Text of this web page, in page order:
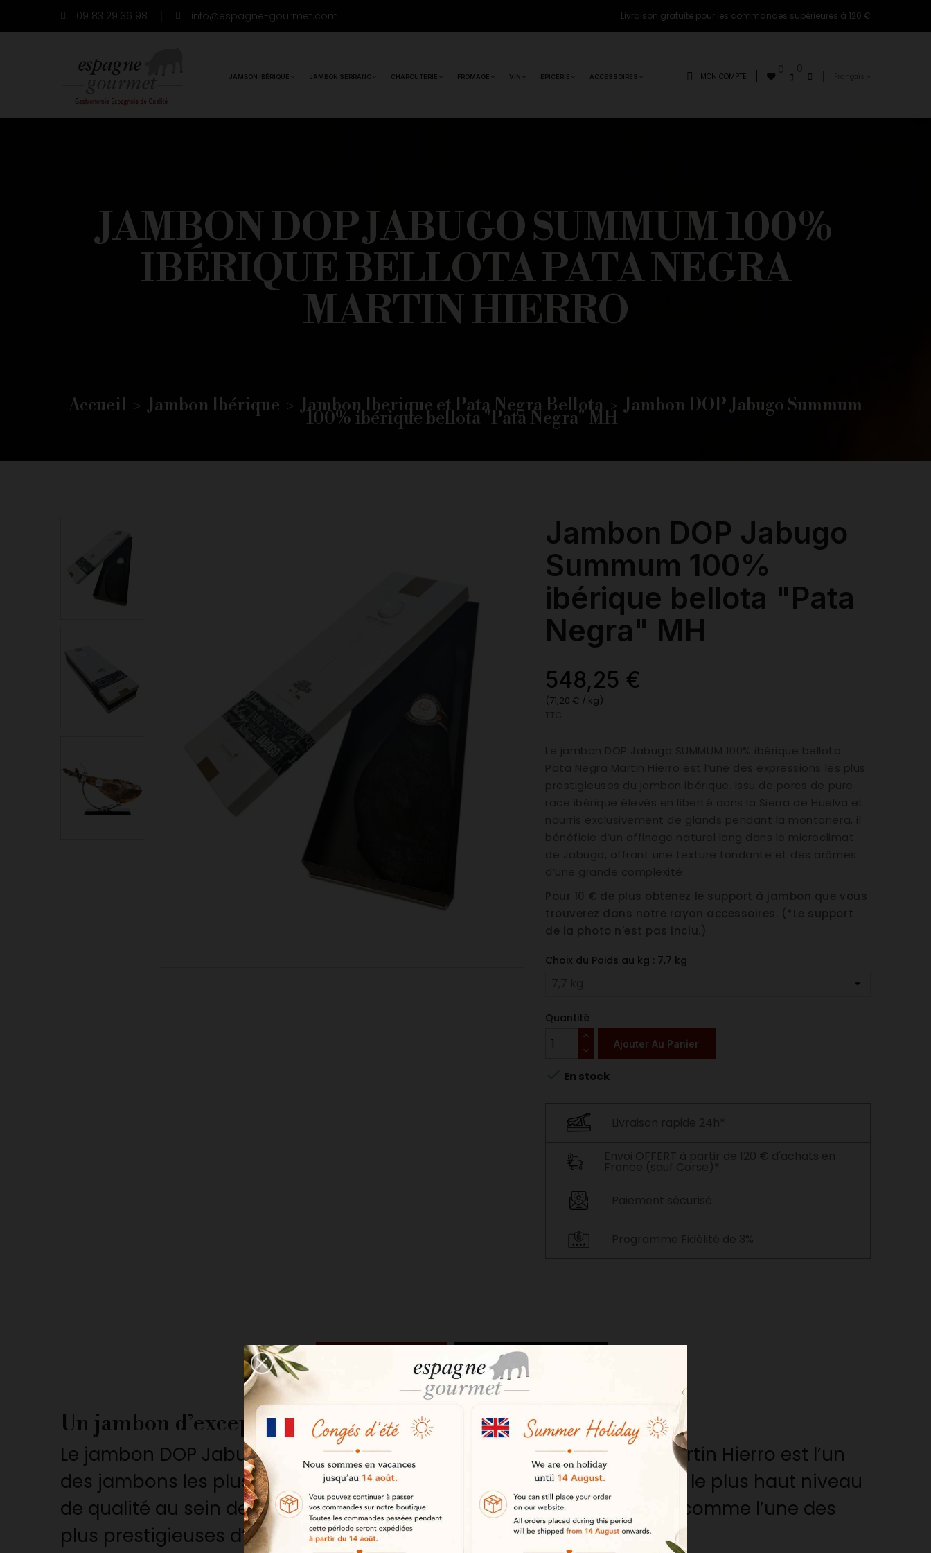
09 83 29 36 98 info@espagne-gourmet.com Livraison gratuite pour les commandes supérieures à 120 €
JAMBON IBÉRIQUE JAMBON SERRANO CHARCUTERIE FROMAGE VIN EPICERIE ACCESSOIRES MON COMPTE
JAMBON DOP JABUGO SUMMUM 100%
IBÉRIQUE BELLOTA PATA NEGRA
MARTIN HIERRO
Accueil Jambon Ibérique Jambon Iberique et Pata Negra Bellota Jambon DOP Jabugo Summum
100% ibérique bellota "Pata Negra" MH
Jambon DOP Jabugo
Summum 100%
ibérique bellota "Pata
Negra" MH
548,25 €
(71,20 € / kg)
Choix du Poids au kg : 7,7 kg
Quantité
Ajouter Au Panier
 En stock
DÉTAILS DU PRODUIT
Un jambon d’exception de la DOP Jabugo
Le jambon DOP Jabugo SUMMUM 100% ibérique bellota Pata Negra Martin Hierro est l’un
des jambons les plus appréciés de l’appellation Jabugo. Il représente le plus haut niveau
de qualité au sein de cette appellation d’origine protégée, reconnue comme l’une des
plus prestigieuses d’Espagne.
Nous devons vérifier votre age
Vous devez avoir plus de 18 ans pour